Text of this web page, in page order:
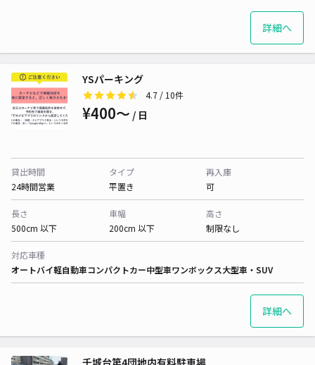
詳細へ
YSパーキング
4.7 / 10件
¥400〜 / 日
貸出時間
24時間営業
タイプ
平置き
再入庫
可
長さ
500cm 以下
車幅
200cm 以下
高さ
制限なし
対応車種
オートバイ軽自動車コンパクトカー中型車ワンボックス大型車・SUV
詳細へ
千城台第4団地内有料駐車場